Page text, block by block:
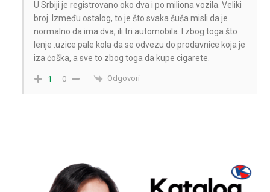
U Srbiji je registrovano oko dva i po miliona vozila. Veliki
broj. Između ostalog, to je što svaka šuša misli da je
normalno da ima dva, ili tri automobila. I zbog toga što
lenje .uzice pale kola da se odvezu do prodavnice koja je
iza ċoška, a sve to zbog toga da kupe cigarete.
1 0 Odgovori